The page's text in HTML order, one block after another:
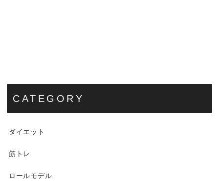
CATEGORY
ダイエット
筋トレ
ロールモデル